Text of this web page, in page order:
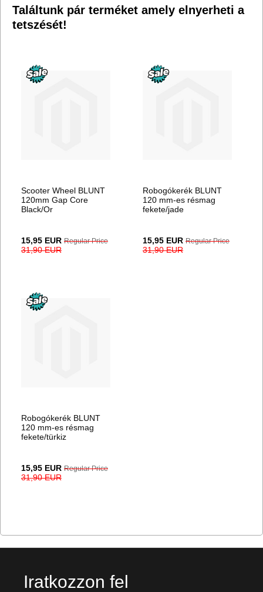
Találtunk pár terméket amely elnyerheti a
tetszését!
Scooter Wheel BLUNT
120mm Gap Core
Black/Or
Special
Price
15,95 EUR Regular Price
31,90 EUR
Robogókerék BLUNT
120 mm-es résmag
fekete/jade
Special
Price
15,95 EUR Regular Price
31,90 EUR
Robogókerék BLUNT
120 mm-es résmag
fekete/türkiz
Special
Price
15,95 EUR Regular Price
31,90 EUR
Iratkozzon fel